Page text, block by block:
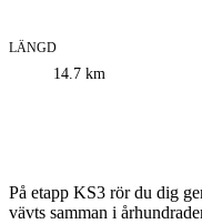
Information
LÄNGD
14.7 km
På etapp KS3 rör du dig
vävts samman i